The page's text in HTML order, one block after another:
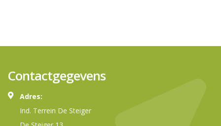
Contactgegevens
Adres:
Ind. Terrein De Steiger